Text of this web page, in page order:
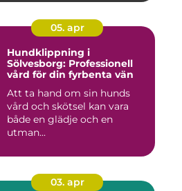
05. apr
Hundklippning i
Sölvesborg: Professionell
vård för din fyrbenta vän
Att ta hand om sin hunds
vård och skötsel kan vara
både en glädje och en
utman...
03. apr